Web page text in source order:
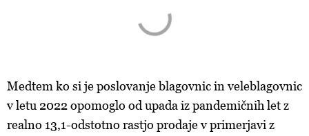
Medtem ko si je poslovanje blagovnic in veleblagovnic
v letu 2022 opomoglo od upada iz pandemičnih let z
realno 13,1-odstotno rastjo prodaje v primerjavi z